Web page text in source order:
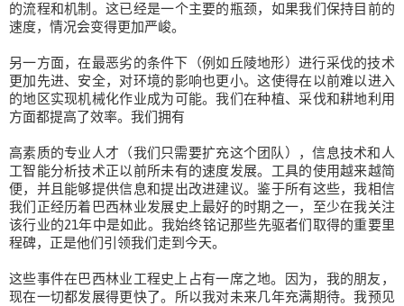
的流程和机制。这已经是一个主要的瓶颈，如果我们保持目前的
速度，情况会变得更加严峻。
另一方面，在最恶劣的条件下（例如丘陵地形）进行采伐的技术
更加先进、安全，对环境的影响也更小。这使得在以前难以进入
的地区实现机械化作业成为可能。我们在种植、采伐和耕地利用
方面都提高了效率。我们拥有
高素质的专业人才（我们只需要扩充这个团队），信息技术和人
工智能分析技术正以前所未有的速度发展。工具的使用越来越简
便，并且能够提供信息和提出改进建议。鉴于所有这些，我相信
我们正经历着巴西林业发展史上最好的时期之一，至少在我关注
该行业的21年中是如此。我始终铭记那些先驱者们取得的重要里
程碑，正是他们引领我们走到今天。
这些事件在巴西林业工程史上占有一席之地。因为，我的朋友，
现在一切都发展得更快了。所以我对未来几年充满期待。我预见